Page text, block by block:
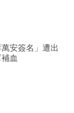
安簽名」遭出
血